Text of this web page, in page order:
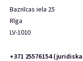
Baznīcas iela 25
Rīga
LV-1010
+371 25576154